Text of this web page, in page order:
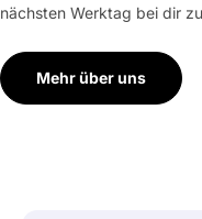
nächsten Werktag bei dir
Mehr über uns